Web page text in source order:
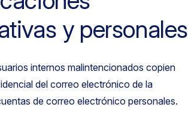
y personales
internos malintencionados copien
del correo electrónico de la
de correo electrónico personales.